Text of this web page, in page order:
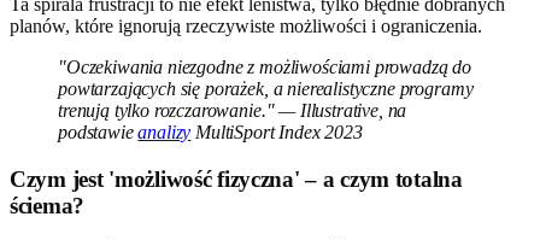
planów, które ignorują rzeczywiste możliwości i ograniczenia.
"Oczekiwania niezgodne z możliwościami prowadzą do
powtarzających się porażek, a nierealistyczne programy
trenują tylko rozczarowanie." — Illustrative, na
podstawieanalizy MultiSport Index 2023
Czym jest 'możliwość fizyczna' – a czym totalna
ściema?